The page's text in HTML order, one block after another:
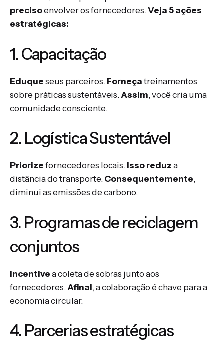
precisoenvolver os fornecedores.Veja 5 ações
estratégicas:
1. Capacitação
Eduqueseus parceiros. Forneçatreinamentos
sobre práticas sustentáveis. Assim, você cria uma
comunidade consciente.
2. Logística Sustentável
Priorizefornecedores locais.Isso reduza
distância do transporte.Consequentemente,
diminui as emissões de carbono.
3. Programas de reciclagem
conjuntos
Incentivea coleta de sobras junto aos
fornecedores. Afinal, a colaboração é chave para a
economia circular.
4. Parcerias estratégicas